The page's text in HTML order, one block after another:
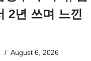
2년 쓰며 느낀
August 6, 2026